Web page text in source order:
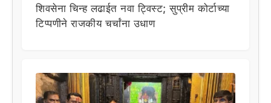
शिवसेना चिन्ह लढाईत नवा ट्विस्ट; सुप्रीम कोर्टाच्या
टिप्पणीने राजकीय चर्चांना उधाण